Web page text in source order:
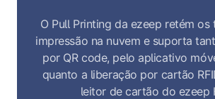
O Pull Printing da ezeep retém os
impressão na nuvem e suporta
por QR code, pelo aplicativo
quanto a liberação por cartão
leitor de cartão do ezeep